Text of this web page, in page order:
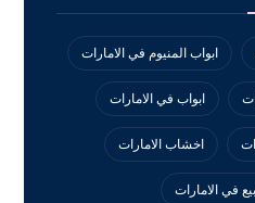
ابواب المنيوم في الامارات
ابواب في الامارات
اخشاب الامارات
في الامارات